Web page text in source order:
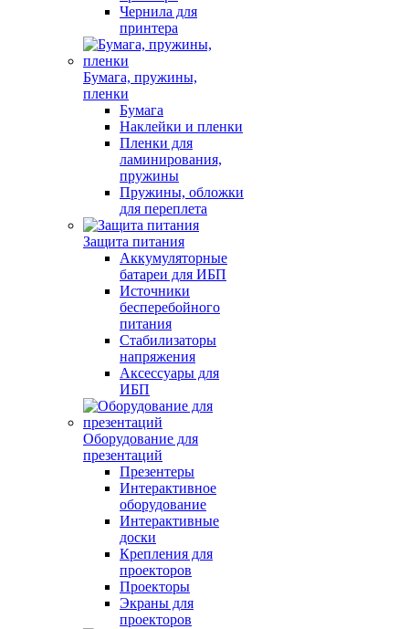
Чернила для
принтера
Бумага, пружины,
пленки
Бумага
Наклейки и пленки
Пленки для
ламинирования,
пружины
Пружины, обложки
для переплета
Защита питания
Аккумуляторные
батареи для ИБП
Источники
бесперебойного
питания
Стабилизаторы
напряжения
Аксессуары для
ИБП
Оборудование для
презентаций
Презентеры
Интерактивное
оборудование
Интерактивные
доски
Крепления для
проекторов
Проекторы
Экраны для
проекторов